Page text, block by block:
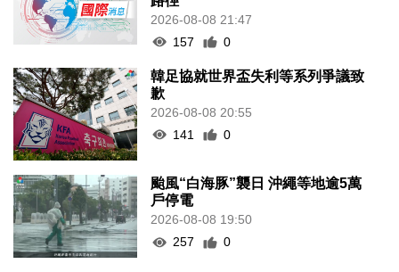
2026-08-08 21:47
157
0
韓足協就世界盃失利等系列爭議致
歉
2026-08-08 20:55
141
0
颱風“白海豚”襲日 沖繩等地逾5萬
戶停電
2026-08-08 19:50
257
0